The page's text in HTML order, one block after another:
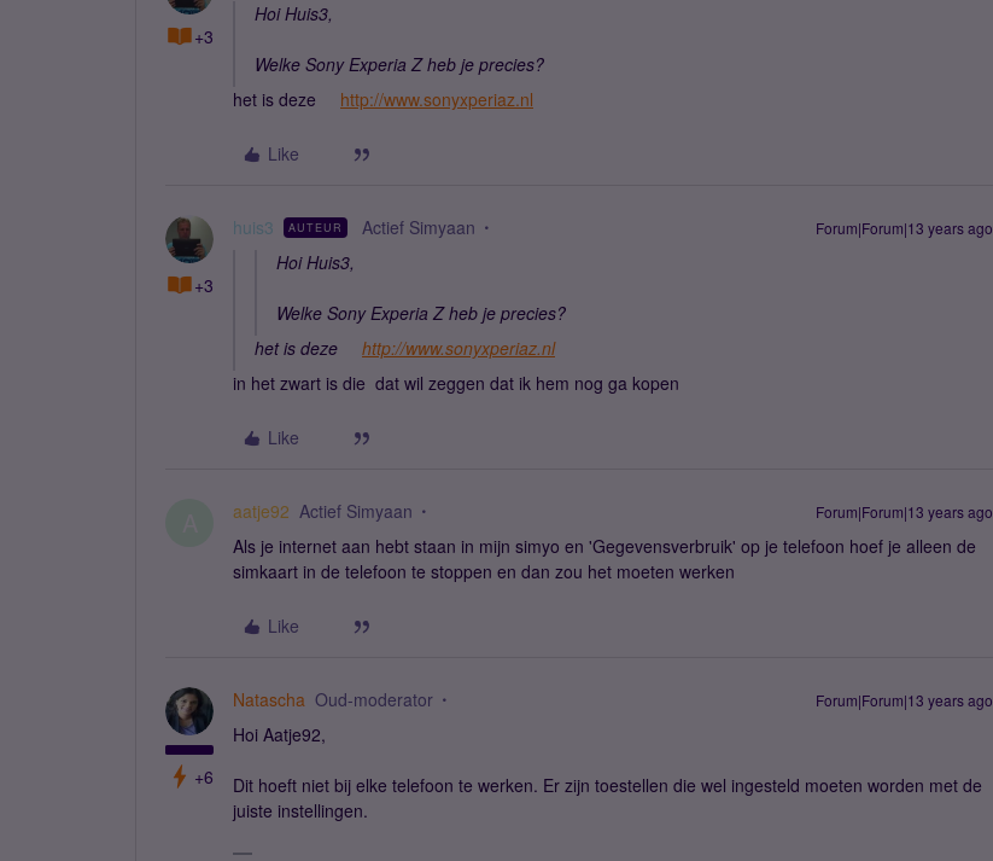
+3
Hoi Huis3,
Welke Sony Experia Z heb je precies?
het is deze http://www.sonyxperiaz.nl
Like
+3
huis3 AUTEUR Actief Simyaan Forum|Forum|13 years ago
Hoi Huis3,
Welke Sony Experia Z heb je precies?
het is deze http://www.sonyxperiaz.nl
in het zwart is die dat wil zeggen dat ik hem nog ga kopen
Like
aatje92 Actief Simyaan Forum|Forum|13 years ago
Als je internet aan hebt staan in mijn simyo en 'Gegevensverbruik' op je telefoon hoef je alleen de
simkaart in de telefoon te stoppen en dan zou het moeten werken
Like
+6
Natascha Oud-moderator Forum|Forum|13 years ago
Hoi Aatje92,
Dit hoeft niet bij elke telefoon te werken. Er zijn toestellen die wel ingesteld moeten worden met de
juiste instellingen.